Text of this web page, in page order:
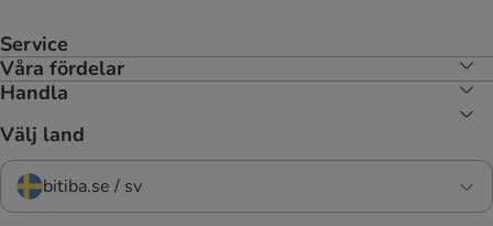
Service
Våra fördelar
Handla
Välj land
bitiba.se / sv